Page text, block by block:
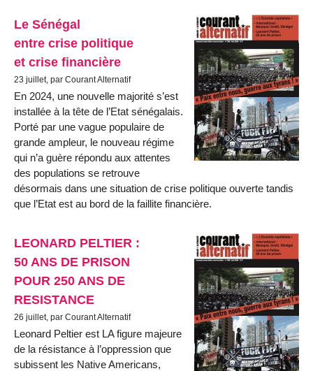
Le Sénégal
entre crise politique
et crise financière
23 juillet, par Courant Alternatif
En 2024, une nouvelle majorité s’est
installée à la tête de l’Etat sénégalais.
Porté par une vague populaire de
grande ampleur, le nouveau régime
qui n’a guère répondu aux attentes
des populations se retrouve
désormais dans une situation de crise politique ouverte tandis
que l’Etat est au bord de la faillite financière.
LEONARD PELTIER :
50 ANS DE PRISON
POUR 250 ANS DE
RESISTANCE
26 juillet, par Courant Alternatif
Leonard Peltier est LA figure majeure
de la résistance à l’oppression que
subissent les Native Americans,